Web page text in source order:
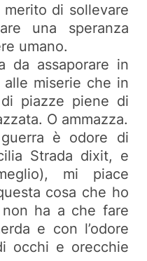
di sollevare
una speranza
umano.
da assaporare in
miserie che in
piazze piene di
O ammazza.
è odore di
Strada dixit, e
mi piace
cosa che ho
ha a che fare
e con l’odore
occhi e orecchie